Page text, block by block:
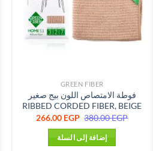
GREEN FIBER
فوطة الامتصاص اللون بيج صغير
RIBBED CORDED FIBER, BEIGE
380.00EGP
السعر
هو:
380.00 EGP.
266.00 EGP
السعر
إضافة إلى السلة